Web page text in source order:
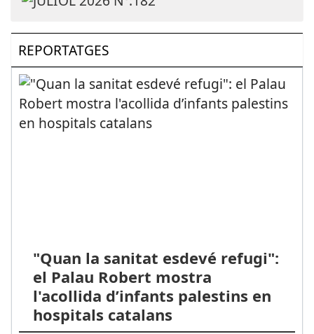
REPORTATGES
"Quan la sanitat esdevé refugi":
el Palau Robert mostra
l'acollida d’infants palestins en
hospitals catalans